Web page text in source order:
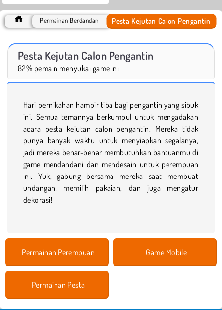
Permainan Berdandan Pesta Kejutan Calon Pengantin
Pesta Kejutan Calon Pengantin
82% pemain menyukai game ini
Hari pernikahan hampir tiba bagi pengantin yang sibuk
ini. Semua temannya berkumpul untuk mengadakan
acara pesta kejutan calon pengantin. Mereka tidak
punya banyak waktu untuk menyiapkan segalanya,
jadi mereka benar-benar membutuhkan bantuanmu di
game mendandani dan mendesain untuk perempuan
ini. Yuk, gabung bersama mereka saat membuat
undangan, memilih pakaian, dan juga mengatur
dekorasi!
Permainan Perempuan Game Mobile
Permainan Pesta